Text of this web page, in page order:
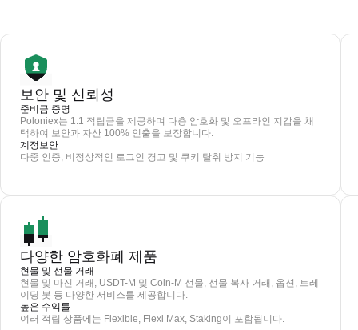
보안 및 신뢰성
준비금 증명
Poloniex는 1:1 적립금을 제공하며 다층 암호화 및 오프라인 지갑을 채
택하여 보안과 자산 100% 인출을 보장합니다.
계정보안
다중 인증, 비정상적인 로그인 경고 및 쿠키 탈취 방지 기능
다양한 암호화폐 제품
현물 및 선물 거래
현물 및 마진 거래, USDT-M 및 Coin-M 선물, 선물 복사 거래, 옵션, 트레
이딩 봇 등 다양한 서비스를 제공합니다.
높은 수익률
여러 적립 상품에는 Flexible, Flexi Max, Staking이 포함됩니다.